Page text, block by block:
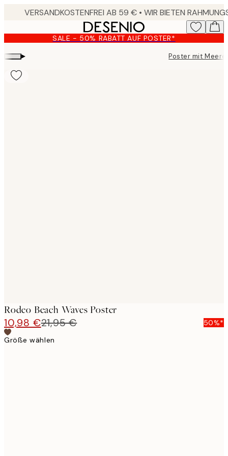
content.
SALE - 50% RABATT AUF POSTER*
▸ Poster mit
Rodeo Beach Waves Poster
10,98 €21,95 €
50%*
Größe wählen